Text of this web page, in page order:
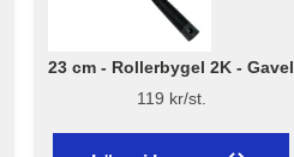
23 cm - Rollerbygel 2K - Gavel
119 kr/st.